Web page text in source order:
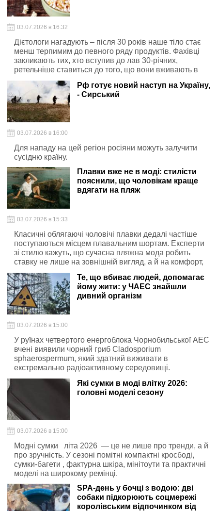
03.07.2026 в 16:32
Дієтологи нагадують – після 30 років наше тіло стає
менш терпимим до певного ряду продуктів. Фахівці
закликають тих, хто вступив до лав 30-річних,
ретельніше ставиться до того, що вони вживають в
їжу. Розглянемо докладніше «заборонені продукти» і
дізнаємося, чим же так небезпечні ці продукти для
тих, хто розміняв четвертий десяток.
Рф готує новий наступ на Україну,
- Сирський
03.07.2026 в 16:00
Для нападу на цей регіон росіяни можуть залучити
сусідню країну.
Плавки вже не в моді: стилісти
пояснили, що чоловікам краще
вдягати на пляж
03.07.2026 в 15:33
Класичні облягаючі чоловічі плавки дедалі частіше
поступаються місцем плавальним шортам. Експерти
зі стилю кажуть, що сучасна пляжна мода робить
ставку не лише на зовнішній вигляд, а й на комфорт,
універсальність та етикет.
Те, що вбиває людей, допомагає
йому жити: у ЧАЕС знайшли
дивний організм
03.07.2026 в 15:00
У руїнах четвертого енергоблока Чорнобильської АЕС
вчені виявили чорний гриб Cladosporium
sphaerospermum, який здатний виживати в
екстремально радіоактивному середовищі.
Дослідники припускають, що він може
використовувати випромінювання для власного
росту, хоча остаточних доказів цього поки немає.
Які сумки в моді влітку 2026:
головні моделі сезону
03.07.2026 в 15:00
Модні сумки літа 2026 — це не лише про тренди, а й
про зручність. У сезоні помітні компактні кросбоді,
сумки-багети , фактурна шкіра, мінітоути та практичні
моделі на широкому ремінці.
SPA-день у бочці з водою: дві
собаки підкорюють соцмережі
королівським відпочинком від